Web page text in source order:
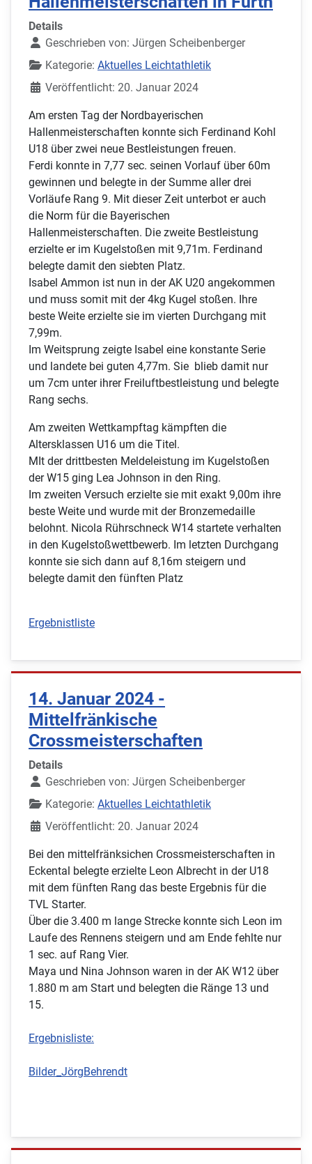
Details
Geschrieben von: Jürgen Scheibenberger
Kategorie: Aktuelles Leichtathletik
Veröffentlicht: 20. Januar 2024
Am ersten Tag der Nordbayerischen
Hallenmeisterschaften konnte sich Ferdinand Kohl
U18 über zwei neue Bestleistungen freuen.
Ferdi konnte in 7,77 sec. seinen Vorlauf über 60m
gewinnen und belegte in der Summe aller drei
Vorläufe Rang 9. Mit dieser Zeit unterbot er auch
die Norm für die Bayerischen
Hallenmeisterschaften. Die zweite Bestleistung
erzielte er im Kugelstoßen mit 9,71m. Ferdinand
belegte damit den siebten Platz.
Isabel Ammon ist nun in der AK U20 angekommen
und muss somit mit der 4kg Kugel stoßen. Ihre
beste Weite erzielte sie im vierten Durchgang mit
7,99m.
Im Weitsprung zeigte Isabel eine konstante Serie
und landete bei guten 4,77m. Sie blieb damit nur
um 7cm unter ihrer Freiluftbestleistung und belegte
Rang sechs.
Am zweiten Wettkampftag kämpften die
Altersklassen U16 um die Titel.
MIt der drittbesten Meldeleistung im Kugelstoßen
der W15 ging Lea Johnson in den Ring.
Im zweiten Versuch erzielte sie mit exakt 9,00m ihre
beste Weite und wurde mit der Bronzemedaille
belohnt. Nicola Rührschneck W14 startete verhalten
in den Kugelstoßwettbewerb. Im letzten Durchgang
konnte sie sich dann auf 8,16m steigern und
belegte damit den fünften Platz
Ergebnistliste
14. Januar 2024 -
Mittelfränkische
Crossmeisterschaften
Details
Geschrieben von: Jürgen Scheibenberger
Kategorie: Aktuelles Leichtathletik
Veröffentlicht: 20. Januar 2024
Bei den mittelfränksichen Crossmeisterschaften in
Eckental belegte erzielte Leon Albrecht in der U18
mit dem fünften Rang das beste Ergebnis für die
TVL Starter.
Über die 3.400 m lange Strecke konnte sich Leon im
Laufe des Rennens steigern und am Ende fehlte nur
1 sec. auf Rang Vier.
Maya und Nina Johnson waren in der AK W12 über
1.880 m am Start und belegten die Ränge 13 und
15.
Ergebnisliste:
Bilder_JörgBehrendt